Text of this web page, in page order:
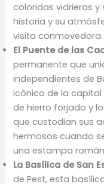
coloridas vidrieras y
historia y su
visita conmovedora.
El Puente de las
permanente que
independientes de
icónico de la capital
de hierro forjado y
que custodian sus
hermosos cuando
una estampa
La Basílica de San
de Pest, esta